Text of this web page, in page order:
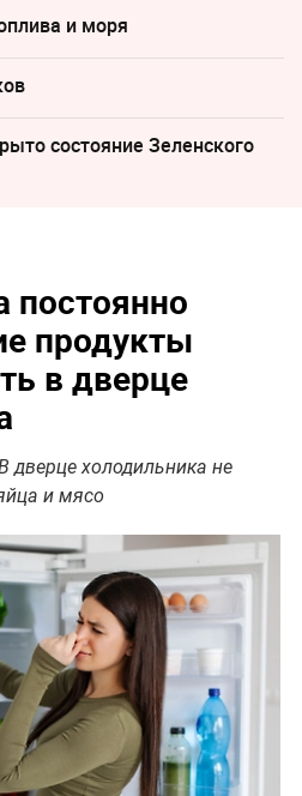
и моря
состояние Зеленского
постоянно
продукты
в дверце
дверце холодильника не
и мясо